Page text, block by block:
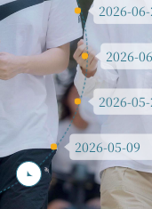
2026-
2026-
2026-
2026-05-09
2026-04-27